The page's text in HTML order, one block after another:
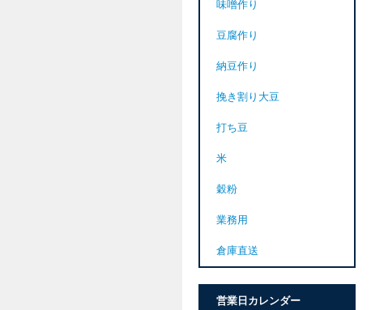
味噌作り
豆腐作り
納豆作り
挽き割り大豆
打ち豆
米
穀粉
業務用
倉庫直送
営業日カレンダー